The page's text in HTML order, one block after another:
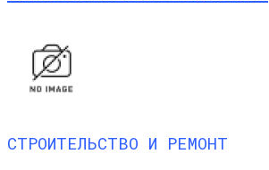
СТРОИТЕЛЬСТВО И РЕМОНТ